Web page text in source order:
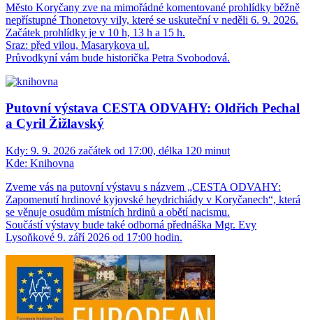
Město Koryčany zve na mimořádné komentované prohlídky běžně
nepřístupné Thonetovy vily, které se uskuteční v neděli 6. 9. 2026.
Začátek prohlídky je v 10 h, 13 h a 15 h.
Sraz: před vilou, Masarykova ul.
Průvodkyní vám bude historička Petra Svobodová.
Putovní výstava CESTA ODVAHY: Oldřich Pechal
a Cyril Žižlavský
Kdy: 9. 9. 2026 začátek od 17:00, délka 120 minut
Kde: Knihovna
Zveme vás na putovní výstavu s názvem „CESTA ODVAHY:
Zapomenutí hrdinové kyjovské heydrichiády v Koryčanech“, která
se věnuje osudům místních hrdinů a obětí nacismu.
Součástí výstavy bude také odborná přednáška Mgr. Evy
Lysoňkové 9. září 2026 od 17:00 hodin.